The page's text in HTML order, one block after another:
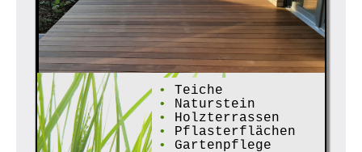
•
Teiche
•
Naturstein
•
Holzterrassen
•
Pflasterflächen
•
Gartenpflege